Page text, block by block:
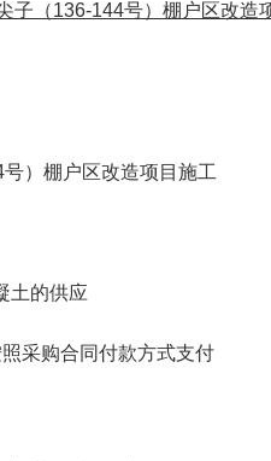
子（136-144号）棚户区改造
号）棚户区改造项目施工
土的供应
采购合同付款方式支付